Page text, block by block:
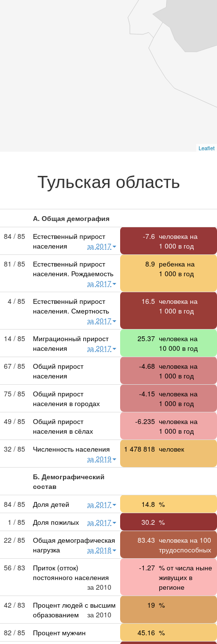
Leaflet
Тульская область
А. Общая демография
84 / 85
Естественный прирост
населения
за 2017
-7.6 человека на
1 000 в год
81 / 85
Естественный прирост
населения. Рождаемость
за 2017
8.9 ребенка на
1 000 в год
4 / 85
Естественный прирост
населения. Смертность
за 2017
16.5 человека на
1 000 в год
14 / 85
Миграционный прирост
населения
за 2017
25.37 человека на
10 000 в год
67 / 85
Общий прирост
населения
-4.68 человека на
1 000 в год
75 / 85
Общий прирост
населения в городах
-4.15 человека на
1 000 в год
49 / 85
Общий прирост
населения в сёлах
-6.235 человека на
1 000 в год
32 / 85
Численность населения
за 2019
1 478 818 человек
Б. Демографический
состав
84 / 85
Доля детей за 2017 14.8 %
1 / 85
Доля пожилых за 2017 30.2 %
22 / 85
Общая демографическая
нагрузка
за 2018
83.43 человека на 100
трудоспособных
56 / 83
Приток (отток)
постоянного населения
за 2010
-1.27 % от числа ныне
живущих в
регионе
42 / 83
Процент людей с высшим
образованием
за 2010
19 %
82 / 85 Процент мужчин 45.16 %